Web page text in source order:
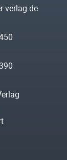
verlag.de